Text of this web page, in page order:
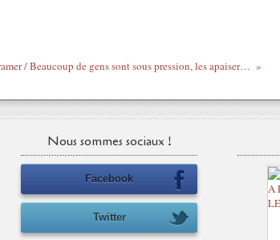
#Ministeramer / Beaucoup de gens sont sous pression, les apaiser est ma mission #4bis (#SacrificeDePoulet)
Nous sommes sociaux !
Facebook
Twitter